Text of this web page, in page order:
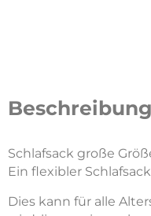
Beschreibung
Schlafsack große
Ein flexibler
Dies kann für alle